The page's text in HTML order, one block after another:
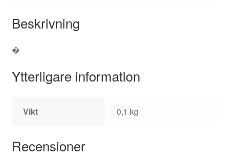
Beskrivning
�
Ytterligare information
Vikt 0,1 kg
Recensioner